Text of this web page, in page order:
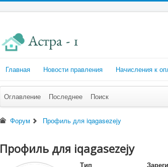
Главная Новости правления Начисления к
Оглавление Последнее Поиск
Форум Профиль для iqagasezejy
Профиль для iqagasezejy
Тип